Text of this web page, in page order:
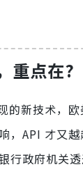
重点在?
的新技术，
，API 才又
行政府机关